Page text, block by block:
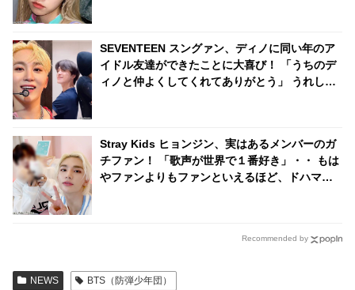
SEVENTEEN スングァン、ディノに同い年のア
イドル友達ができたことに大喜び！ 「うちのデ
ィノと仲よくしてくれてありがとう」 うれしす
Stray Kids ヒョンジン、実はあるメンバーのガ
チファン！ 「歌声が世界で１番好き」・・ もは
やファンよりもファンといえるほど、ドハマり
Recommended by
NEWS BTS（防弾少年団）